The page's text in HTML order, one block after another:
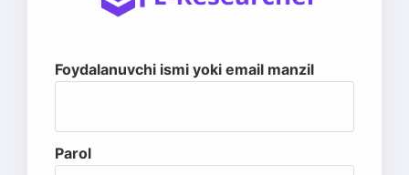
Foydalanuvchi ismi yoki email manzil
Parol